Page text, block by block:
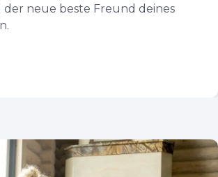
neue beste Freund deines